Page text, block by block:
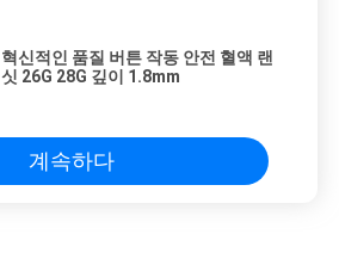
혁신적인 품질 버튼 작동 안전 혈액 랜
싯 26G 28G 깊이 1.8mm
계속하다